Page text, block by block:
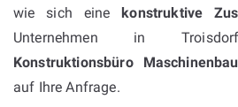
wie sich eine
konstruktive
Unternehmen in
Konstruktionsbüro
auf Ihre Anfrage.